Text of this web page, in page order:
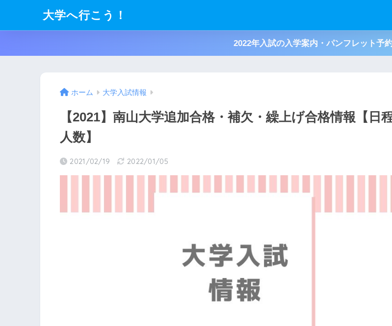
大学へ行こう！
2022年入試の入学案内・パンフレット予
ホーム 大学入試情報
【2021】南山大学追加合格・補欠・繰上げ合格情報【日
人数】
2021/02/19 2022/01/05